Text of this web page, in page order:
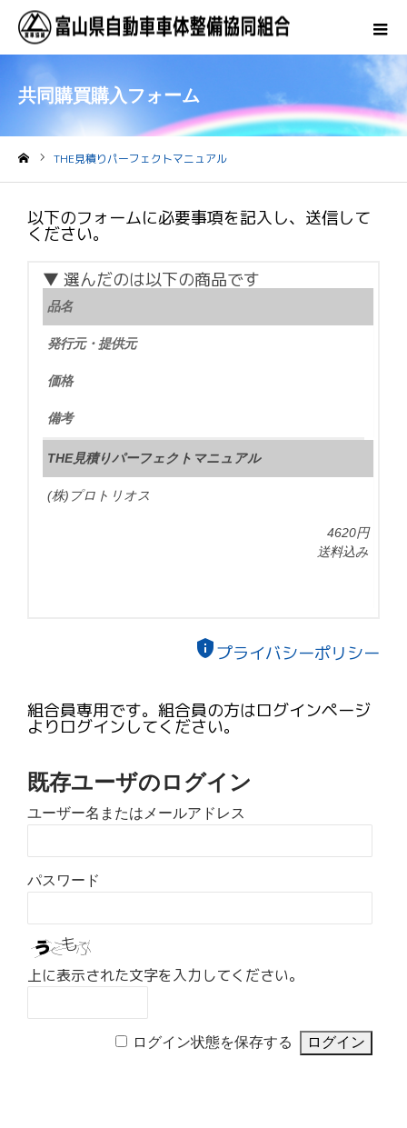
共同購買購入フォーム
THE見積りパーフェクトマニュアル
以下のフォームに必要事項を記入し、送信して
ください。
▼ 選んだのは以下の商品です
品名
発行元・提供元
価格
備考
THE見積りパーフェクトマニュアル
(株)プロトリオス
4620円
送料込み
privacy_tipプライバシーポリシー
組合員専用です。組合員の方はログインページ
よりログインしてください。
既存ユーザのログイン
ユーザー名またはメールアドレス
パスワード
上に表示された文字を入力してください。
ログイン状態を保存する